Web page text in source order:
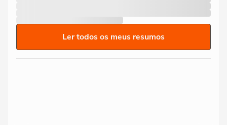
Ler todos os meus resumos